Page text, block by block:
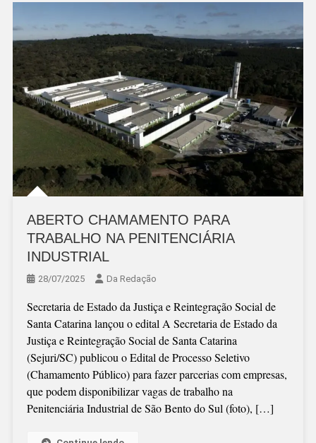
ABERTO CHAMAMENTO PARA
TRABALHO NA PENITENCIÁRIA
INDUSTRIAL
28/07/2025 Da Redação
Secretaria de Estado da Justiça e Reintegração Social de
Santa Catarina lançou o edital A Secretaria de Estado da
Justiça e Reintegração Social de Santa Catarina
(Sejuri/SC) publicou o Edital de Processo Seletivo
(Chamamento Público) para fazer parcerias com empresas,
que podem disponibilizar vagas de trabalho na
Penitenciária Industrial de São Bento do Sul (foto), […]